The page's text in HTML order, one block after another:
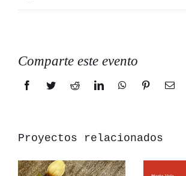
Comparte este evento
FacebookTwitterRedditLinkedInWhatsAppPinterest
Proyectos relacionados